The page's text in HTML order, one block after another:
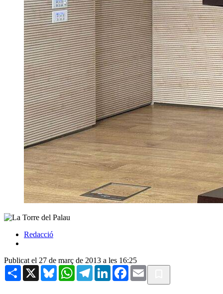
Redacció
Publicat el 27 de març de 2013 a les 16:25
Share X BlueskyWhatsAppTelegramLinkedInFacebook
Email